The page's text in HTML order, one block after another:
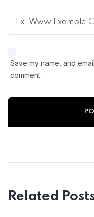
Save my name, and
comment.
Related